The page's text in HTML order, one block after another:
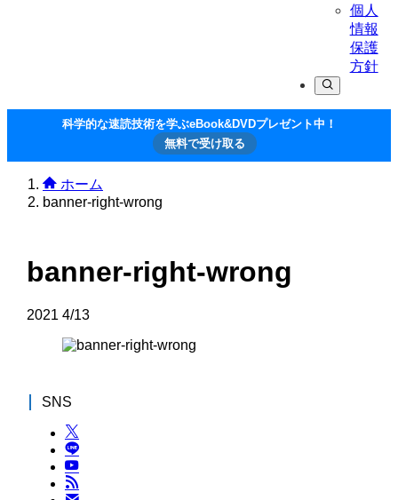
個人
情報
保護
方針
科学的な速読技術を学ぶeBook&DVDプレゼント中！
無料で受け取る
ホーム
banner-right-wrong
banner-right-wrong
2021 4/13
SNS